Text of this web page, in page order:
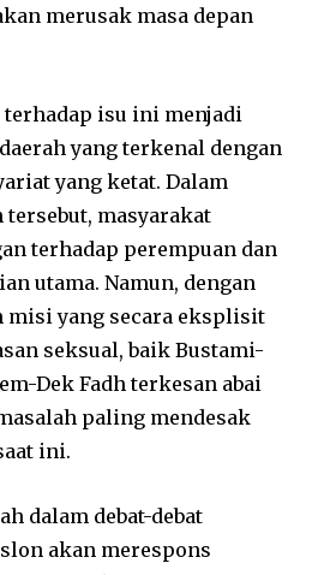
merusak masa depan
isu ini menjadi
yang terkenal dengan
yang ketat. Dalam
masyarakat
terhadap perempuan dan
utama. Namun, dengan
misi yang secara eksplisit
seksual, baik Bustami-
Dek Fadh terkesan abai
paling mendesak
ini.
dalam debat-debat
akan merespons